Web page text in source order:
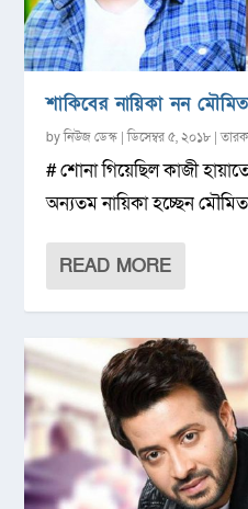
শাকিবের নায়িকা নন
byনিউজ ডেস্ক |ডিসেম্বর ৫, ২০১৮ |
# শোনা গিয়েছিল কাজী
অন্যতম নায়িকা হচ্ছেন
READ MORE